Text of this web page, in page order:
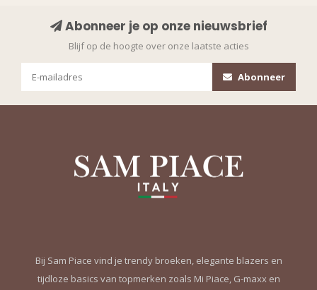
Abonneer je op onze nieuwsbrief
Blijf op de hoogte over onze laatste acties
Abonneer
Bij Sam Piace vind je trendy broeken, elegante blazers en
tijdloze basics van topmerken zoals Mi Piace, G-maxx en